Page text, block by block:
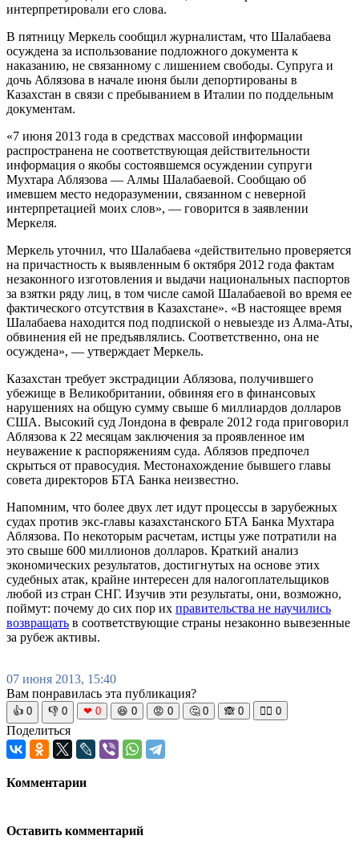
интерпретировали его слова.
В пятницу Меркель сообщил журналистам, что Шалабаева
осуждена за использование подложного документа к
наказанию, не связанному с лишением свободы. Супруга и
дочь Аблязова в начале июня были депортированы в
Казахстан в связи с пребыванием в Италии по поддельным
документам.
«7 июня 2013 года в средствах массовой информации
распространена не соответствующая действительности
информация о якобы состоявшемся осуждении супруги
Мухтара Аблязова — Алмы Шалабаевой. Сообщаю об
имевшем место недоразумении, связанном с неверной
интерпретацией моих слов», — говорится в заявлении
Меркеля.
Меркель уточнил, что Шалабаева «действительно проверяется
на причастность к выявленным 6 октября 2012 года фактам
незаконного изготовления и выдачи национальных паспортов
за взятки ряду лиц, в том числе самой Шалабаевой во время ее
фактического отсутствия в Казахстане». «В настоящее время
Шалабаева находится под подпиской о невыезде из Алма-Аты,
обвинения ей не предъявлялись. Соответственно, она не
осуждена», — утверждает Меркель.
Казахстан требует экстрадиции Аблязова, получившего
убежище в Великобритании, обвиняя его в финансовых
нарушениях на общую сумму свыше 6 миллиардов долларов
США. Высокий суд Лондона в феврале 2012 года приговорил
Аблязова к 22 месяцам заключения за проявленное им
неуважение к распоряжениям суда. Аблязов предпочел
скрыться от правосудия. Местонахождение бывшего главы
совета директоров БТА Банка неизвестно.
Напомним, что более двух лет идут процессы в зарубежных
судах против экс-главы казахстанского БТА Банка Мухтара
Аблязова. По некоторым расчетам, истцы уже потратили на
это свыше 600 миллионов долларов. Краткий анализ
экономических результатов, достигнутых на основе этих
судебных атак, крайне интересен для налогоплательщиков
любой из стран СНГ. Изучив эти результаты, они, возможно,
поймут: почему до сих пор их правительства не научились
возвращать в соответствующие страны незаконно вывезенные
за рубеж активы.
07 июня 2013, 15:40
Вам понравилась эта публикация?
👍 0 👎 0 ❤ 0 😆 0 😡 0 🤔 0 🙈 0 🧘‍♀️ 0
Поделиться
Комментарии
Оставить комментарий